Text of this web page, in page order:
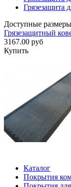
Грязезащита
Доступные
Грязезащитный
3167.00 руб
Купить
Каталог
Покрытия